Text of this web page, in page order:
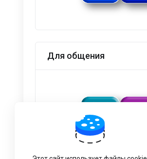
Для общения